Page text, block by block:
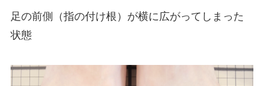
足の前側（指の付け根）が横に広がってしまった
状態